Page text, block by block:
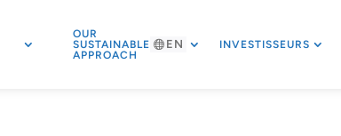
OUR
SUSTAINABLE
APPROACH
EN INVESTISSEURS